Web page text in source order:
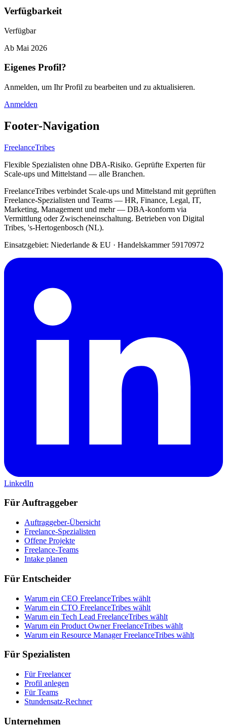
Verfügbarkeit
Verfügbar
Ab Mai 2026
Eigenes Profil?
Anmelden, um Ihr Profil zu bearbeiten und zu aktualisieren.
Anmelden
Footer-Navigation
FreelanceTribes
Flexible Spezialisten ohne DBA-Risiko. Geprüfte Experten für
Scale-ups und Mittelstand — alle Branchen.
FreelanceTribes verbindet Scale-ups und Mittelstand mit geprüften
Freelance-Spezialisten und Teams — HR, Finance, Legal, IT,
Marketing, Management und mehr — DBA-konform via
Vermittlung oder Zwischeneinschaltung. Betrieben von Digital
Tribes, 's-Hertogenbosch (NL).
Einsatzgebiet: Niederlande & EU · Handelskammer 59170972
LinkedIn
Für Auftraggeber
Auftraggeber-Übersicht
Freelance-Spezialisten
Offene Projekte
Freelance-Teams
Intake planen
Für Entscheider
Warum ein CEO FreelanceTribes wählt
Warum ein CTO FreelanceTribes wählt
Warum ein Tech Lead FreelanceTribes wählt
Warum ein Product Owner FreelanceTribes wählt
Warum ein Resource Manager FreelanceTribes wählt
Für Spezialisten
Für Freelancer
Profil anlegen
Für Teams
Stundensatz-Rechner
Unternehmen